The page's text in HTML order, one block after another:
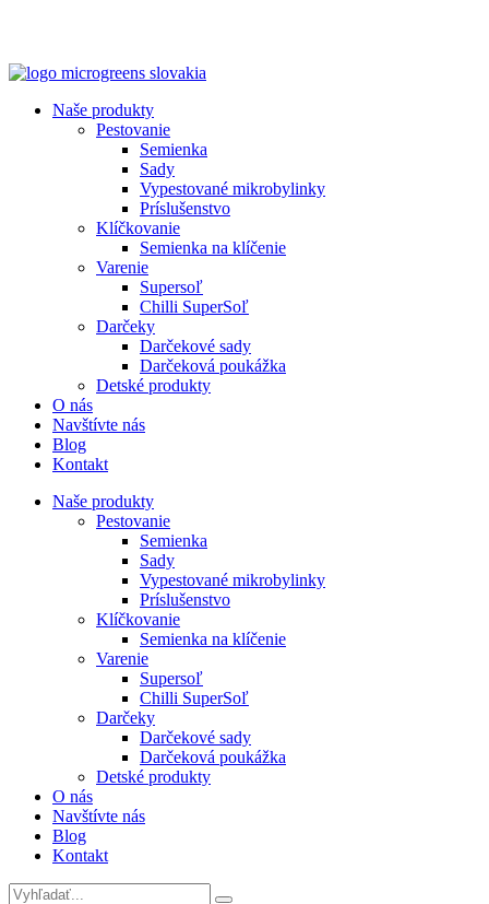
Naše produkty
Pestovanie
Semienka
Sady
Vypestované mikrobylinky
Príslušenstvo
Klíčkovanie
Semienka na klíčenie
Varenie
Supersoľ
Chilli SuperSoľ
Darčeky
Darčekové sady
Darčeková poukážka
Detské produkty
O nás
Navštívte nás
Blog
Kontakt
Naše produkty
Pestovanie
Semienka
Sady
Vypestované mikrobylinky
Príslušenstvo
Klíčkovanie
Semienka na klíčenie
Varenie
Supersoľ
Chilli SuperSoľ
Darčeky
Darčekové sady
Darčeková poukážka
Detské produkty
O nás
Navštívte nás
Blog
Kontakt